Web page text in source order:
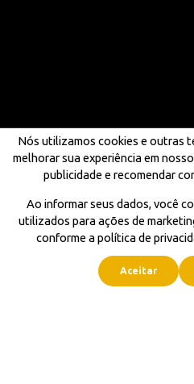
Nós utilizamos cookies e outras
melhorar sua experiência em
publicidade e recomendar
Ao informar seus dados, você
utilizados para ações de
conforme a política de
Aceitar